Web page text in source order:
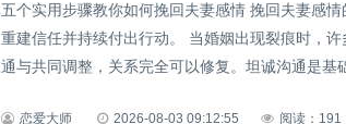
五个实用步骤教你如何挽回夫妻感情 挽回夫妻感情
重建信任并持续付出行动。 当婚姻出现裂痕时，
通与共同调整，关系完全可以修复。坦诚沟通是基
恋爱大师 2026-08-03 09:12:55 阅读：191